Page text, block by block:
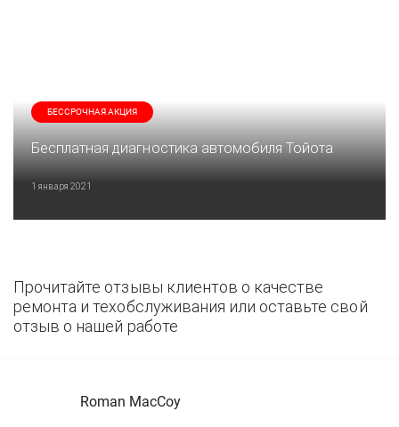
БЕССРОЧНАЯ АКЦИЯ
Бесплатная диагностика автомобиля Тойота
1 января 2021
Прочитайте отзывы клиентов о качестве
ремонта и техобслуживания или оставьте свой
отзыв о нашей работе
Roman MacCoy